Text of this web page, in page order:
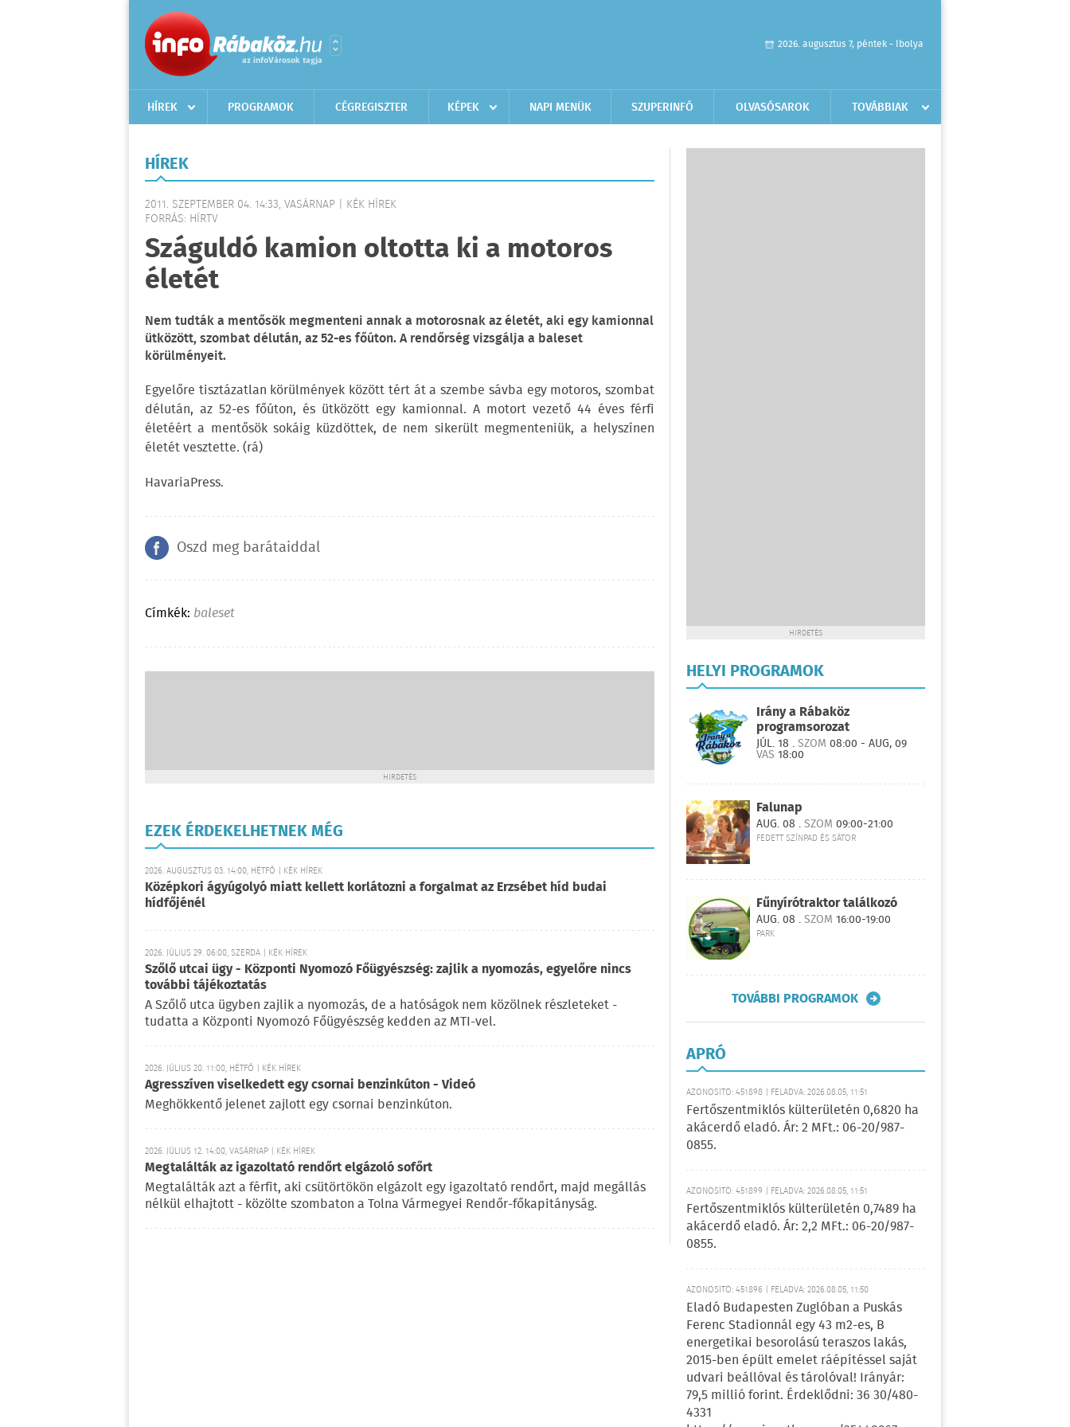
2026. augusztus 7, péntek - Ibolya
HÍREK PROGRAMOK CÉGREGISZTER KÉPEK NAPI MENÜK SZUPERINFÓ OLVASÓSAROK TOVÁBBIAK
HÍREK
2011. SZEPTEMBER 04. 14:33, VASÁRNAP | KÉK HÍREK
FORRÁS: HÍRTV
Száguldó kamion oltotta ki a motoros
életét
Nem tudták a mentősök megmenteni annak a motorosnak az életét, aki egy kamionnal
ütközött, szombat délután, az 52-es főúton. A rendőrség vizsgálja a baleset
körülményeit.
Egyelőre tisztázatlan körülmények között tért át a szembe sávba egy motoros, szombat
délután, az 52-es főúton, és ütközött egy kamionnal. A motort vezető 44 éves férfi
életéért a mentősök sokáig küzdöttek, de nem sikerült megmenteniük, a helyszínen
életét vesztette. (rá)
HavariaPress.
Oszd meg barátaiddal
Címkék: baleset
HIRDETÉS
EZEK ÉRDEKELHETNEK MÉG
2026. AUGUSZTUS 03. 14:00, HÉTFŐ | KÉK HÍREK
Középkori ágyúgolyó miatt kellett korlátozni a forgalmat az Erzsébet híd budai
hídfőjénél
2026. JÚLIUS 29. 06:00, SZERDA | KÉK HÍREK
Szőlő utcai ügy - Központi Nyomozó Főügyészség: zajlik a nyomozás, egyelőre nincs
további tájékoztatás
A Szőlő utca ügyben zajlik a nyomozás, de a hatóságok nem közölnek részleteket -
tudatta a Központi Nyomozó Főügyészség kedden az MTI-vel.
2026. JÚLIUS 20. 11:00, HÉTFŐ | KÉK HÍREK
Agresszíven viselkedett egy csornai benzinkúton - Videó
Meghökkentő jelenet zajlott egy csornai benzinkúton.
2026. JÚLIUS 12. 14:00, VASÁRNAP | KÉK HÍREK
Megtalálták az igazoltató rendőrt elgázoló sofőrt
Megtalálták azt a férfit, aki csütörtökön elgázolt egy igazoltató rendőrt, majd megállás
nélkül elhajtott - közölte szombaton a Tolna Vármegyei Rendőr-főkapitányság.
HIRDETÉS
HELYI PROGRAMOK
Irány a Rábaköz
programsorozat
JÚL. 18 .SZOM 08:00 - AUG, 09
VAS 18:00
Falunap
AUG. 08 .SZOM 09:00-21:00
FEDETT SZÍNPAD ÉS SÁTOR
Fűnyírótraktor találkozó
AUG. 08 .SZOM 16:00-19:00
PARK
TOVÁBBI PROGRAMOK
APRÓ
AZONOSÍTÓ: 451898 | FELADVA: 2026.08.05, 11:51
Fertőszentmiklós külterületén 0,6820 ha
akácerdő eladó. Ár: 2 MFt.: 06-20/987-
0855.
AZONOSÍTÓ: 451899 | FELADVA: 2026.08.05, 11:51
Fertőszentmiklós külterületén 0,7489 ha
akácerdő eladó. Ár: 2,2 MFt.: 06-20/987-
0855.
AZONOSÍTÓ: 451896 | FELADVA: 2026.08.05, 11:50
Eladó Budapesten Zuglóban a Puskás
Ferenc Stadionnál egy 43 m2-es, B
energetikai besorolású teraszos lakás,
2015-ben épült emelet ráépítéssel saját
udvari beállóval és tárolóval! Irányár:
79,5 millió forint. Érdeklődni: 36 30/480-
4331